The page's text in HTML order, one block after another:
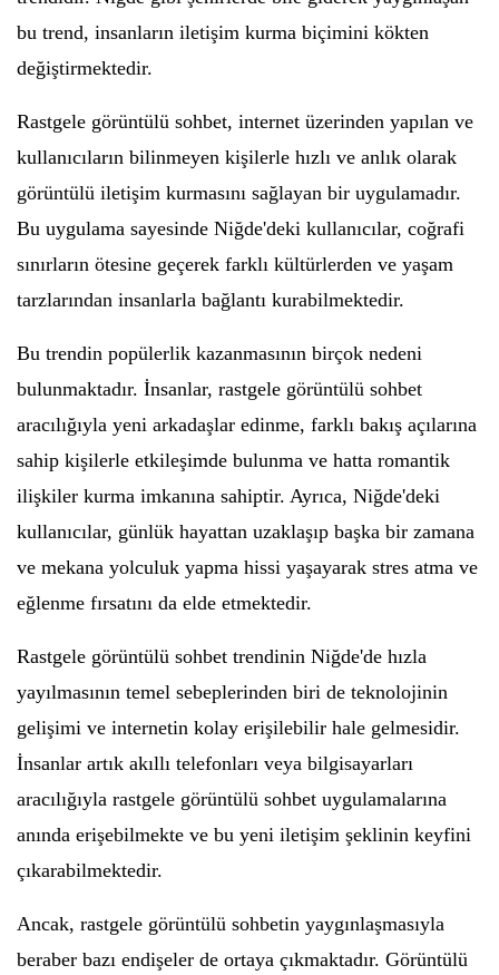
bu trend, insanların iletişim kurma biçimini kökten
değiştirmektedir.
Rastgele görüntülü sohbet, internet üzerinden yapılan ve
kullanıcıların bilinmeyen kişilerle hızlı ve anlık olarak
görüntülü iletişim kurmasını sağlayan bir uygulamadır.
Bu uygulama sayesinde Niğde'deki kullanıcılar, coğrafi
sınırların ötesine geçerek farklı kültürlerden ve yaşam
tarzlarından insanlarla bağlantı kurabilmektedir.
Bu trendin popülerlik kazanmasının birçok nedeni
bulunmaktadır. İnsanlar, rastgele görüntülü sohbet
aracılığıyla yeni arkadaşlar edinme, farklı bakış açılarına
sahip kişilerle etkileşimde bulunma ve hatta romantik
ilişkiler kurma imkanına sahiptir. Ayrıca, Niğde'deki
kullanıcılar, günlük hayattan uzaklaşıp başka bir zamana
ve mekana yolculuk yapma hissi yaşayarak stres atma ve
eğlenme fırsatını da elde etmektedir.
Rastgele görüntülü sohbet trendinin Niğde'de hızla
yayılmasının temel sebeplerinden biri de teknolojinin
gelişimi ve internetin kolay erişilebilir hale gelmesidir.
İnsanlar artık akıllı telefonları veya bilgisayarları
aracılığıyla rastgele görüntülü sohbet uygulamalarına
anında erişebilmekte ve bu yeni iletişim şeklinin keyfini
çıkarabilmektedir.
Ancak, rastgele görüntülü sohbetin yaygınlaşmasıyla
beraber bazı endişeler de ortaya çıkmaktadır. Görüntülü